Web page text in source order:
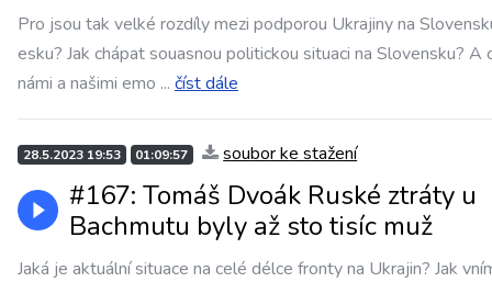
Pro jsou tak velké rozdíly mezi podporou Ukrajiny na
esku? Jak chápat souasnou politickou situaci na Slovensku? A
námi a našimi emo ... číst dále
28.5.2023 19:53 01:09:57 soubor ke stažení
#167: Tomáš Dvoák Ruské ztráty u
Bachmutu byly až sto tisíc muž
Jaká je aktuální situace na celé délce fronty na Ukrajin? Jak